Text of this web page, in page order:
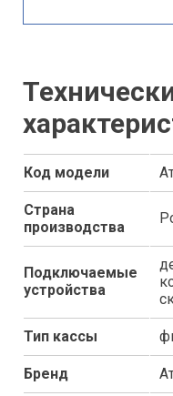
Код модели
Страна
производства
Подключаемые
устройства
Тип кассы
Бренд